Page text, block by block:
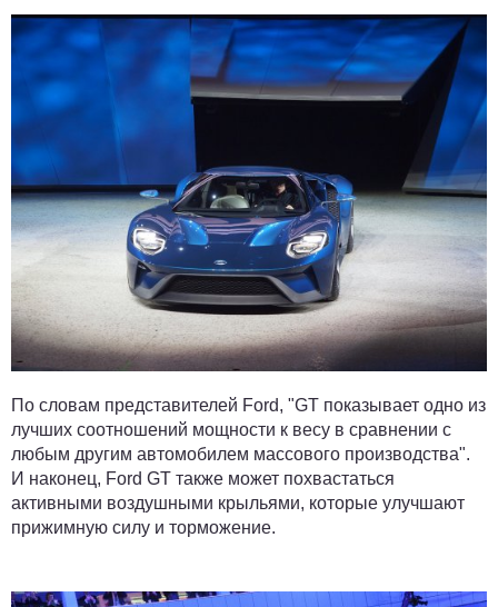
По словам представителей Ford, "GT показывает одно из
лучших соотношений мощности к весу в сравнении с
любым другим автомобилем массового производства".
И наконец, Ford GT также может похвастаться
активными воздушными крыльями, которые улучшают
прижимную силу и торможение.